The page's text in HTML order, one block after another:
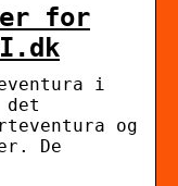
for
i
og
De